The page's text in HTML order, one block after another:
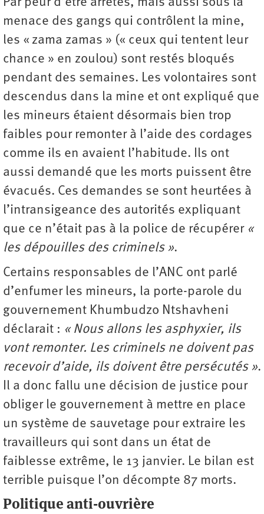
Par peur d’être arrêtés, mais aussi sous la
menace des gangs qui contrôlent la mine,
les « zama zamas » (« ceux qui tentent leur
chance » en zoulou) sont restés bloqués
pendant des semaines. Les volontaires sont
descendus dans la mine et ont expliqué que
les mineurs étaient désormais bien trop
faibles pour remonter à l’aide des cordages
comme ils en avaient l’habitude. Ils ont
aussi demandé que les morts puissent être
évacués. Ces demandes se sont heurtées à
l’intransigeance des autorités expliquant
que ce n’était pas à la police de récupérer «
les dépouilles des criminels ».
Certains responsables de l’ANC ont parlé
d’enfumer les mineurs, la porte-parole du
gouvernement Khumbudzo Ntshavheni
déclarait : « Nous allons les asphyxier, ils
vont remonter. Les criminels ne doivent pas
recevoir d’aide, ils doivent être persécutés ».
Il a donc fallu une décision de justice pour
obliger le gouvernement à mettre en place
un système de sauvetage pour extraire les
travailleurs qui sont dans un état de
faiblesse extrême, le 13 janvier. Le bilan est
terrible puisque l’on décompte 87 morts.
Politique anti-ouvrière